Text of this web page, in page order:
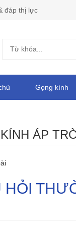
đáp thị lực
Gọng kính
KÍNH ÁP
HỎI